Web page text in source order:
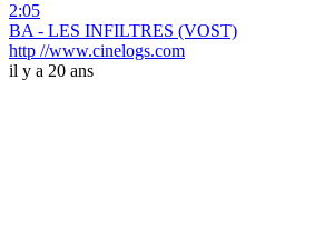
2:05
BA - LES INFILTRES (VOST)
http //www.cinelogs.com
il y a 20 ans